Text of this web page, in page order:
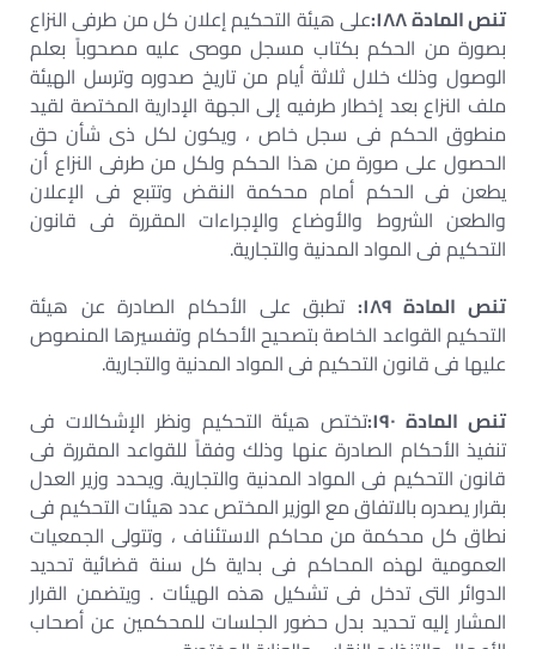
تنص المادة ١٨٨:
على هيئة التحكيم إعلان كل من طرفى النزاع
بصورة من الحكم بكتاب مسجل موصى عليه مصحوباً بعلم
الوصول وذلك خلال ثلاثة أيام من تاريخ صدوره وترسل الهيئة
ملف النزاع بعد إخطار طرفيه إلى الجهة الإدارية المختصة لقيد
منطوق الحكم فى سجل خاص ، ويكون لكل ذى شأن حق
الحصول على صورة من هذا الحكم ولكل من طرفى النزاع أن
يطعن فى الحكم أمام محكمة النقض وتتبع فى الإعلان
والطعن الشروط والأوضاع والإجراءات المقررة فى قانون
التحكيم فى المواد المدنية والتجارية.
تنص المادة ١٨٩:
تطبق على الأحكام الصادرة عن هيئة
التحكيم القواعد الخاصة بتصحيح الأحكام وتفسيرها المنصوص
عليها فى قانون التحكيم فى المواد المدنية والتجارية.
تنص المادة ١٩٠:
تختص هيئة التحكيم ونظر الإشكالات فى
تنفيذ الأحكام الصادرة عنها وذلك وفقاً للقواعد المقررة فى
قانون التحكيم فى المواد المدنية والتجارية. ويحدد وزير العدل
بقرار يصدره بالاتفاق مع الوزير المختص عدد هيئات التحكيم فى
نطاق كل محكمة من محاكم الاستئناف ، وتتولى الجمعيات
العمومية لهذه المحاكم فى بداية كل سنة قضائية تحديد
الدوائر التى تدخل فى تشكيل هذه الهيئات . ويتضمن القرار
المشار إليه تحديد بدل حضور الجلسات للمحكمين عن أصحاب